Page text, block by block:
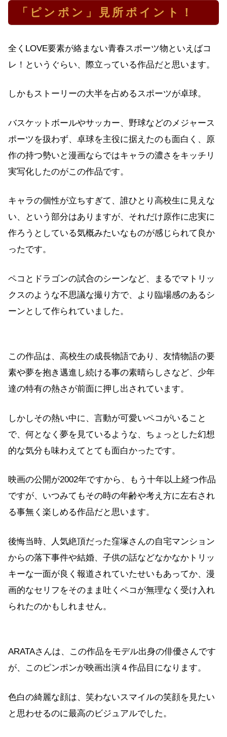
「ピンポン」見所ポイント！
全くLOVE要素が絡まない青春スポーツ物といえばコ
レ！というぐらい、際立っている作品だと思います。
しかもストーリーの大半を占めるスポーツが卓球。
バスケットボールやサッカー、野球などのメジャース
ポーツを扱わず、卓球を主役に据えたのも面白く、原
作の持つ勢いと漫画ならではキャラの濃さをキッチリ
実写化したのがこの作品です。
キャラの個性が立ちすぎて、誰ひとり高校生に見えな
い、という部分はありますが、それだけ原作に忠実に
作ろうとしている気概みたいなものが感じられて良か
ったです。
ペコとドラゴンの試合のシーンなど、まるでマトリッ
クスのような不思議な撮り方で、より臨場感のあるシ
ーンとして作られていました。
この作品は、高校生の成長物語であり、友情物語の要
素や夢を抱き邁進し続ける事の素晴らしさなど、少年
達の特有の熱さが前面に押し出されています。
しかしその熱い中に、言動が可愛いペコがいること
で、何となく夢を見ているような、ちょっとした幻想
的な気分も味わえてとても面白かったです。
映画の公開が2002年ですから、もう十年以上経つ作品
ですが、いつみてもその時の年齢や考え方に左右され
る事無く楽しめる作品だと思います。
後悔当時、人気絶頂だった窪塚さんの自宅マンション
からの落下事件や結婚、子供の話などなかなかトリッ
キーな一面が良く報道されていたせいもあってか、漫
画的なセリフをそのまま吐くペコが無理なく受け入れ
られたのかもしれません。
ARATAさんは、この作品をモデル出身の俳優さんです
が、このピンポンが映画出演４作品目になります。
色白の綺麗な顔は、笑わないスマイルの笑顔を見たい
と思わせるのに最高のビジュアルでした。